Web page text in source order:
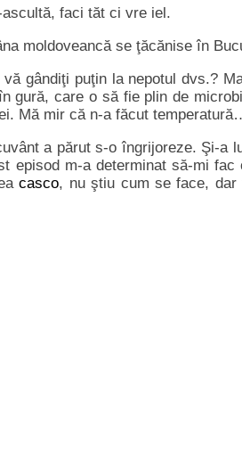
faci tăt ci vre iel.
moldoveancă se ţăcănise în
gândiţi puţin la nepotul dvs.?
gură, care o să fie plin de
Mă mir că n-a făcut
a părut s-o îngrijoreze. Şi-a
episod m-a determinat să-mi
casco, nu ştiu cum se face, dar